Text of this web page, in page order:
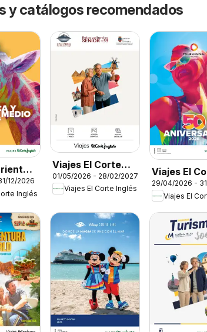
y catálogos recomendados
12/2026
Inglés
Viajes El Corte
Inglés Rutas
Culturales
01/05/2026 - 28/02/2027
Viajes El Corte Inglés
Viajes El
Inglés
50
29/04/2026 -
Viajes El